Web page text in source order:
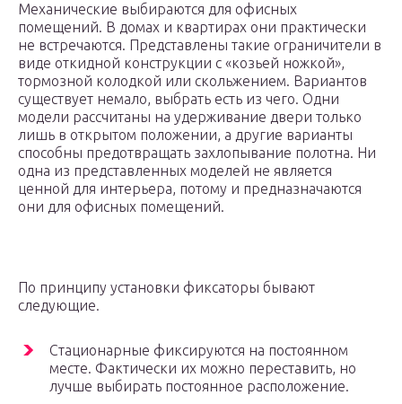
Механические выбираются для офисных
помещений. В домах и квартирах они практически
не встречаются. Представлены такие ограничители в
виде откидной конструкции с «козьей ножкой»,
тормозной колодкой или скольжением. Вариантов
существует немало, выбрать есть из чего. Одни
модели рассчитаны на удерживание двери только
лишь в открытом положении, а другие варианты
способны предотвращать захлопывание полотна. Ни
одна из представленных моделей не является
ценной для интерьера, потому и предназначаются
они для офисных помещений.
По принципу установки фиксаторы бывают
следующие.
Стационарные фиксируются на постоянном
месте. Фактически их можно переставить, но
лучше выбирать постоянное расположение.